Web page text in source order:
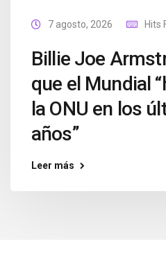
7 agosto, 2026 Hits
Billie Joe
que el Mundial
la ONU en los
años”
Leer más